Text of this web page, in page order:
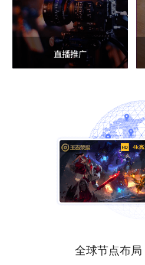
直播推广
全球节点布局